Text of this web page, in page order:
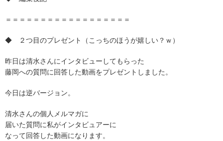
＝＝＝＝＝＝＝＝＝＝＝＝＝＝＝＝＝＝
◆ ２つ目のプレゼント（こっちのほうが嬉しい？ｗ）
昨日は清水さんにインタビューしてもらった
藤岡への質問に回答した動画をプレゼントしました。
今日は逆バージョン。
清水さんの個人メルマガに
届いた質問に私がインタビュアーに
なって回答した動画になります。